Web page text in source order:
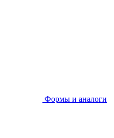
Формы и аналоги